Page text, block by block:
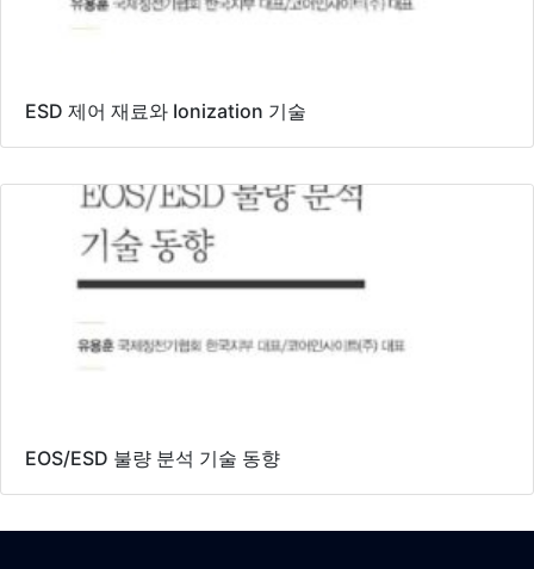
ESD 제어 재료와 Ionization 기술
EOS/ESD 불량 분석 기술 동향